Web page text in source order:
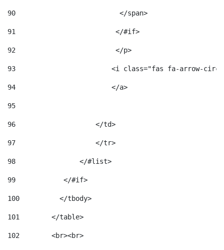
90
</
91
</
92
                         </p>
93
<i class="fas fa-arrow-
94
                        </a>
95
96
                    </td>
97
                    </tr>
98
                </#list>
99
            </#if>
100
          </tbody>
101
        </table>
102
        <br><br>